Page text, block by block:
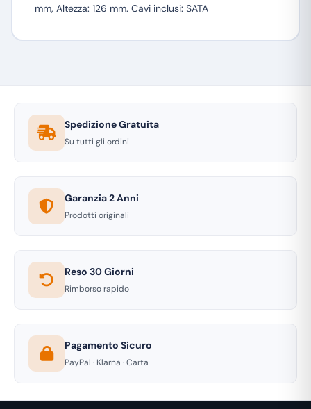
mm, Altezza: 126 mm. Cavi inclusi: SATA
Spedizione Gratuita
Su tutti gli ordini
Garanzia 2 Anni
Prodotti originali
Reso 30 Giorni
Rimborso rapido
Pagamento Sicuro
PayPal · Klarna · Carta